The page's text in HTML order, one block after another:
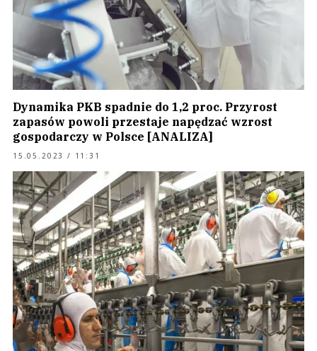
Dynamika PKB spadnie do 1,2 proc. Przyrost
zapasów powoli przestaje napędzać wzrost
gospodarczy w Polsce [ANALIZA]
15.05.2023 / 11:31